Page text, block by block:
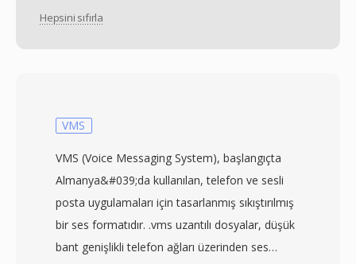
Hepsini sıfırla
VMS
VMS (Voice Messaging System), başlangıçta
Almanya&#039;da kullanılan, telefon ve sesli
posta uygulamaları için tasarlanmış sıkıştırılmış
bir ses formatıdır. .vms uzantılı dosyalar, düşük
bant genişlikli telefon ağları üzerinden ses